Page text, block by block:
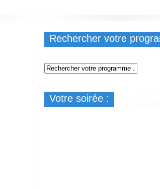
Rechercher votre
Votre soirée :